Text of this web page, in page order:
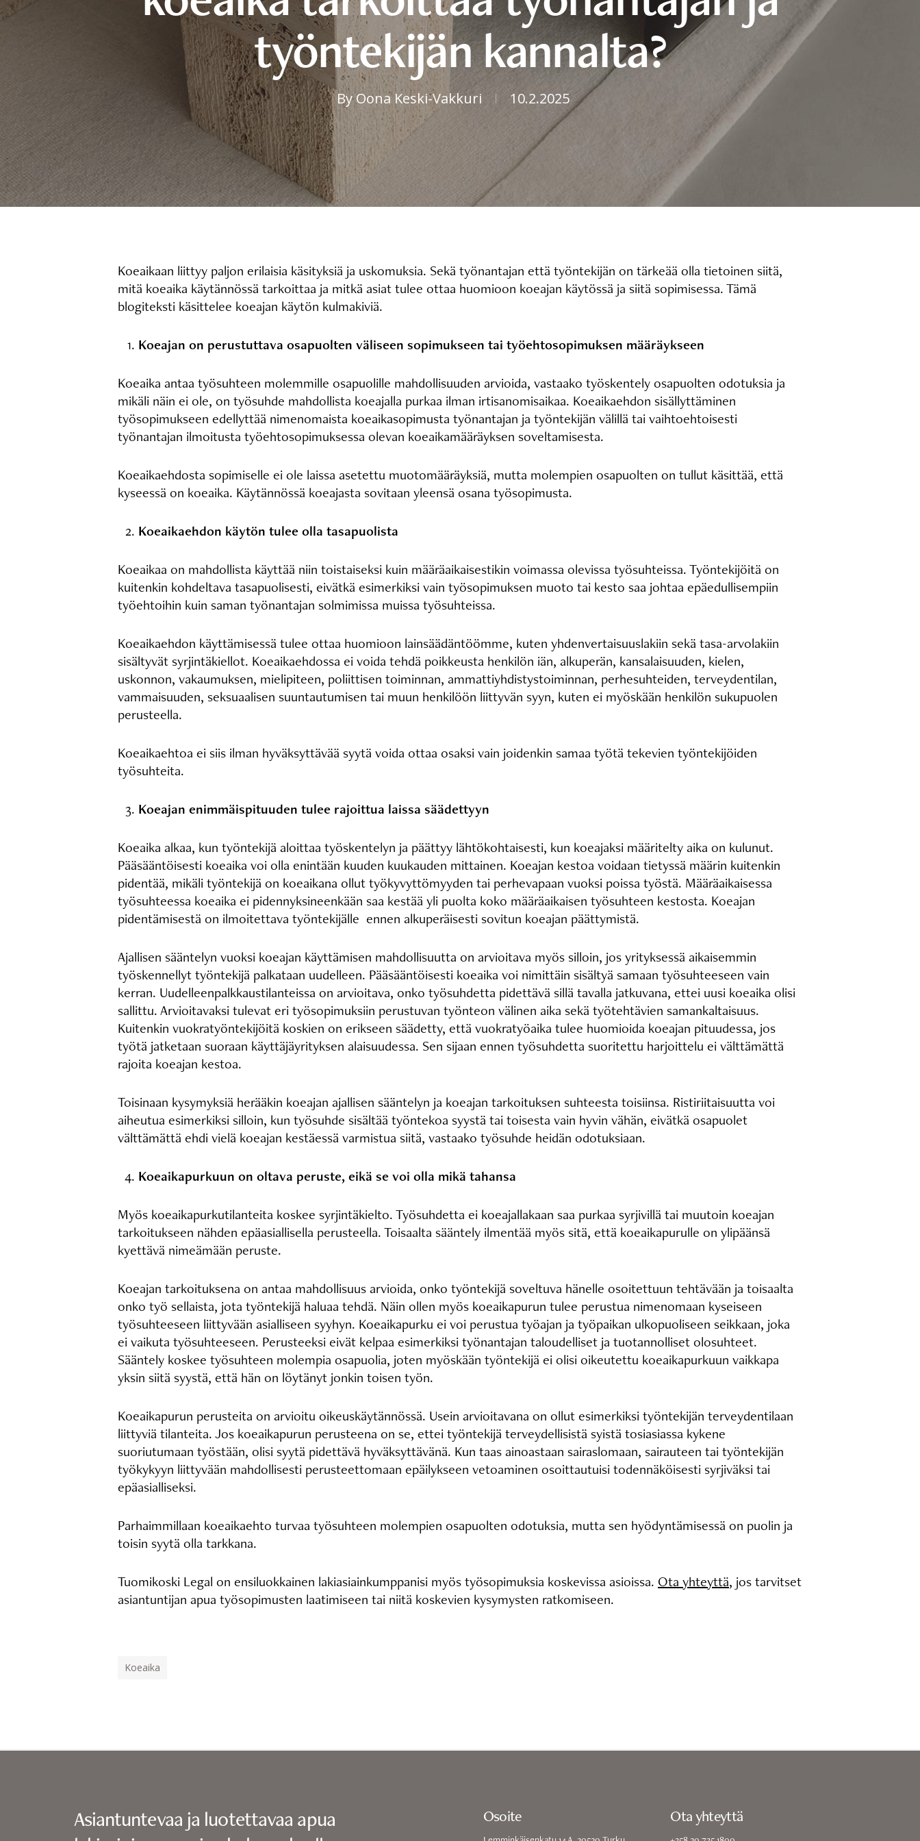
työntekijän kannalta?
By Oona Keski-Vakkuri 10.2.2025
Koeaikaan liittyy paljon erilaisia käsityksiä ja uskomuksia. Sekä työnantajan että työntekijän on tärkeää olla tietoinen siitä,
mitä koeaika käytännössä tarkoittaa ja mitkä asiat tulee ottaa huomioon koeajan käytössä ja siitä sopimisessa. Tämä
blogiteksti käsittelee koeajan käytön kulmakiviä.
Koeajan on perustuttava osapuolten väliseen sopimukseen tai työehtosopimuksen määräykseen
Koeaika antaa työsuhteen molemmille osapuolille mahdollisuuden arvioida, vastaako työskentely osapuolten odotuksia ja
mikäli näin ei ole, on työsuhde mahdollista koeajalla purkaa ilman irtisanomisaikaa. Koeaikaehdon sisällyttäminen
työsopimukseen edellyttää nimenomaista koeaikasopimusta työnantajan ja työntekijän välillä tai vaihtoehtoisesti
työnantajan ilmoitusta työehtosopimuksessa olevan koeaikamääräyksen soveltamisesta.
Koeaikaehdosta sopimiselle ei ole laissa asetettu muotomääräyksiä, mutta molempien osapuolten on tullut käsittää, että
kyseessä on koeaika. Käytännössä koeajasta sovitaan yleensä osana työsopimusta.
Koeaikaehdon käytön tulee olla tasapuolista
Koeaikaa on mahdollista käyttää niin toistaiseksi kuin määräaikaisestikin voimassa olevissa työsuhteissa. Työntekijöitä on
kuitenkin kohdeltava tasapuolisesti, eivätkä esimerkiksi vain työsopimuksen muoto tai kesto saa johtaa epäedullisempiin
työehtoihin kuin saman työnantajan solmimissa muissa työsuhteissa.
Koeaikaehdon käyttämisessä tulee ottaa huomioon lainsäädäntöömme, kuten yhdenvertaisuuslakiin sekä tasa-arvolakiin
sisältyvät syrjintäkiellot. Koeaikaehdossa ei voida tehdä poikkeusta henkilön iän, alkuperän, kansalaisuuden, kielen,
uskonnon, vakaumuksen, mielipiteen, poliittisen toiminnan, ammattiyhdistystoiminnan, perhesuhteiden, terveydentilan,
vammaisuuden, seksuaalisen suuntautumisen tai muun henkilöön liittyvän syyn, kuten ei myöskään henkilön sukupuolen
perusteella.
Koeaikaehtoa ei siis ilman hyväksyttävää syytä voida ottaa osaksi vain joidenkin samaa työtä tekevien työntekijöiden
työsuhteita.
Koeajan enimmäispituuden tulee rajoittua laissa säädettyyn
Koeaika alkaa, kun työntekijä aloittaa työskentelyn ja päättyy lähtökohtaisesti, kun koeajaksi määritelty aika on kulunut.
Pääsääntöisesti koeaika voi olla enintään kuuden kuukauden mittainen. Koeajan kestoa voidaan tietyssä määrin kuitenkin
pidentää, mikäli työntekijä on koeaikana ollut työkyvyttömyyden tai perhevapaan vuoksi poissa työstä. Määräaikaisessa
työsuhteessa koeaika ei pidennyksineenkään saa kestää yli puolta koko määräaikaisen työsuhteen kestosta. Koeajan
pidentämisestä on ilmoitettava työntekijälle ennen alkuperäisesti sovitun koeajan päättymistä.
Ajallisen sääntelyn vuoksi koeajan käyttämisen mahdollisuutta on arvioitava myös silloin, jos yrityksessä aikaisemmin
työskennellyt työntekijä palkataan uudelleen. Pääsääntöisesti koeaika voi nimittäin sisältyä samaan työsuhteeseen vain
kerran. Uudelleenpalkkaustilanteissa on arvioitava, onko työsuhdetta pidettävä sillä tavalla jatkuvana, ettei uusi koeaika olisi
sallittu. Arvioitavaksi tulevat eri työsopimuksiin perustuvan työnteon välinen aika sekä työtehtävien samankaltaisuus.
Kuitenkin vuokratyöntekijöitä koskien on erikseen säädetty, että vuokratyöaika tulee huomioida koeajan pituudessa, jos
työtä jatketaan suoraan käyttäjäyrityksen alaisuudessa. Sen sijaan ennen työsuhdetta suoritettu harjoittelu ei välttämättä
rajoita koeajan kestoa.
Toisinaan kysymyksiä herääkin koeajan ajallisen sääntelyn ja koeajan tarkoituksen suhteesta toisiinsa. Ristiriitaisuutta voi
aiheutua esimerkiksi silloin, kun työsuhde sisältää työntekoa syystä tai toisesta vain hyvin vähän, eivätkä osapuolet
välttämättä ehdi vielä koeajan kestäessä varmistua siitä, vastaako työsuhde heidän odotuksiaan.
Koeaikapurkuun on oltava peruste, eikä se voi olla mikä tahansa
Myös koeaikapurkutilanteita koskee syrjintäkielto. Työsuhdetta ei koeajallakaan saa purkaa syrjivillä tai muutoin koeajan
tarkoitukseen nähden epäasiallisella perusteella. Toisaalta sääntely ilmentää myös sitä, että koeaikapurulle on ylipäänsä
kyettävä nimeämään peruste.
Koeajan tarkoituksena on antaa mahdollisuus arvioida, onko työntekijä soveltuva hänelle osoitettuun tehtävään ja toisaalta
onko työ sellaista, jota työntekijä haluaa tehdä. Näin ollen myös koeaikapurun tulee perustua nimenomaan kyseiseen
työsuhteeseen liittyvään asialliseen syyhyn. Koeaikapurku ei voi perustua työajan ja työpaikan ulkopuoliseen seikkaan, joka
ei vaikuta työsuhteeseen. Perusteeksi eivät kelpaa esimerkiksi työnantajan taloudelliset ja tuotannolliset olosuhteet.
Sääntely koskee työsuhteen molempia osapuolia, joten myöskään työntekijä ei olisi oikeutettu koeaikapurkuun vaikkapa
yksin siitä syystä, että hän on löytänyt jonkin toisen työn.
Koeaikapurun perusteita on arvioitu oikeuskäytännössä. Usein arvioitavana on ollut esimerkiksi työntekijän terveydentilaan
liittyviä tilanteita. Jos koeaikapurun perusteena on se, ettei työntekijä terveydellisistä syistä tosiasiassa kykene
suoriutumaan työstään, olisi syytä pidettävä hyväksyttävänä. Kun taas ainoastaan sairaslomaan, sairauteen tai työntekijän
työkykyyn liittyvään mahdollisesti perusteettomaan epäilykseen vetoaminen osoittautuisi todennäköisesti syrjiväksi tai
epäasialliseksi.
Parhaimmillaan koeaikaehto turvaa työsuhteen molempien osapuolten odotuksia, mutta sen hyödyntämisessä on puolin ja
toisin syytä olla tarkkana.
Tuomikoski Legal on ensiluokkainen lakiasiainkumppanisi myös työsopimuksia koskevissa asioissa. Ota yhteyttä, jos tarvitset
asiantuntijan apua työsopimusten laatimiseen tai niitä koskevien kysymysten ratkomiseen.
Koeaika
Asiantuntevaa ja luotettavaa apua
Osoite Ota yhteyttä